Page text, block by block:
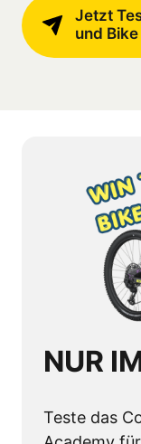
Jetzt
und
NUR
Teste das